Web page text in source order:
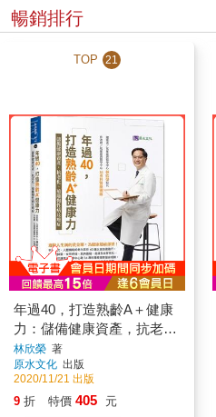
暢銷排行
TOP 21
年過40，打造熟齡A＋健康
力：儲備健康資產，抗老
化、遠離慢性病及癌症
林欣榮 著
原水文化 出版
2020/11/21 出版
9 折 特價 405 元